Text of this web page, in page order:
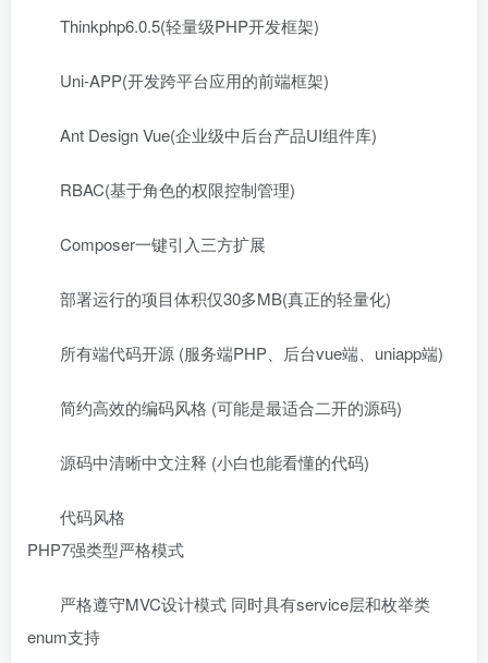
Thinkphp6.0.5(轻量级PHP开发框架)
Uni-APP(开发跨平台应用的前端框架)
Ant Design Vue(企业级中后台产品UI组件库)
RBAC(基于角色的权限控制管理)
Composer一键引入三方扩展
部署运行的项目体积仅30多MB(真正的轻量化)
所有端代码开源 (服务端PHP、后台vue端、uniapp端)
简约高效的编码风格 (可能是最适合二开的源码)
源码中清晰中文注释 (小白也能看懂的代码)
代码风格
PHP7强类型严格模式
严格遵守MVC设计模式 同时具有service层和枚举类
enum支持